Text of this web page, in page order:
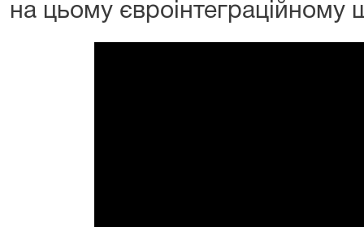
на цьому євроінтеграційному